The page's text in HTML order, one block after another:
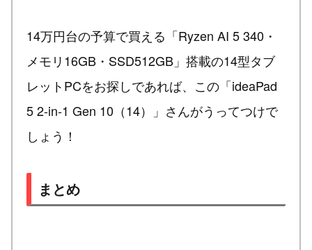
14万円台の予算で買える「Ryzen AI 5 340・
メモリ16GB・SSD512GB」搭載の14型タブ
レットPCをお探しであれば、この「ideaPad
5 2-in-1 Gen 10（14）」さんがうってつけで
しょう！
まとめ